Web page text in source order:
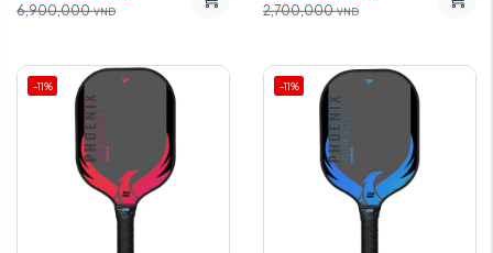
6,900,000 VND 2,700,000 VND
-11% -11%